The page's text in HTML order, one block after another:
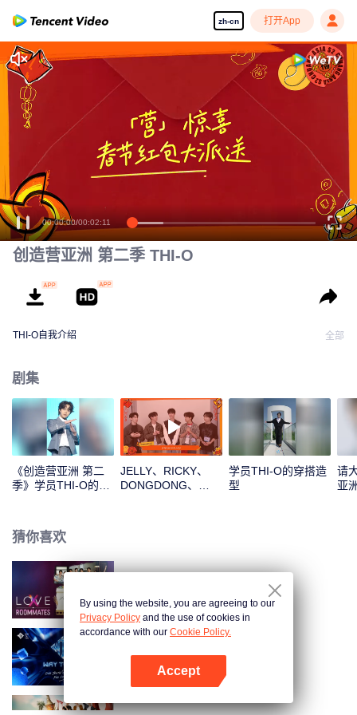
zh-cn 打开App
享受流畅高清剧集
00:00:00/00:02:11
创造营亚洲 第二季 THI-O
THI-O自我介绍 全部
剧集
《创造营亚洲 第二
季》学员THI-O的主
JELLY、RICKY、
DONGDONG、
学员THI-O的穿搭造
型
请
亚
猜你喜欢
顶峰相见时
By using the website, you are agreeing to our
Privacy Policy and the use of cookies in
accordance with our Cookie Policy.
Accept